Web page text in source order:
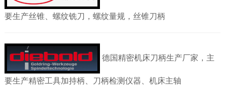
要生产丝锥、螺纹铣刀，螺纹量规，丝锥刀柄
德国精密机床刀柄生产厂家，主
要生产精密工具加持柄、 刀柄检测仪器、 机床主轴